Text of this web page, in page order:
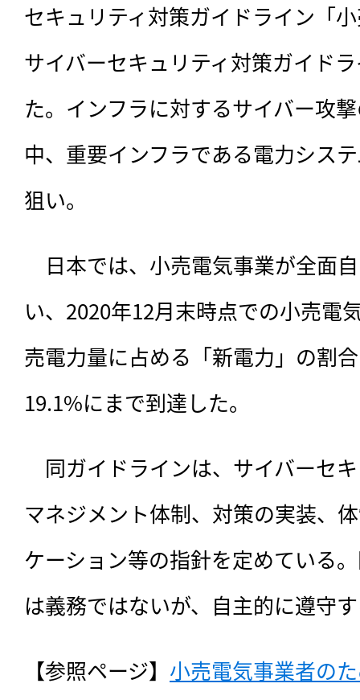
セキュリティ対策ガイドライン「
サイバーセキュリティ対策ガイド
た。インフラに対するサイバー攻
中、重要インフラである電力シス
狙い。
日本では、小売電気事業が全面
い、2020年12月末時点での小売電
売電力量に占める「新電力」の割
19.1%にまで到達した。
同ガイドラインは、サイバーセ
マネジメント体制、対策の実装、
ケーション等の指針を定めている
は義務ではないが、自主的に遵守
【参照ページ】 小売電気事業者の